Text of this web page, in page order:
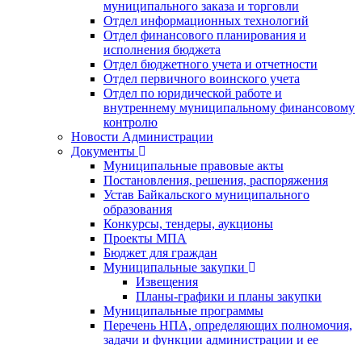
муниципального заказа и торговли
Отдел информационных технологий
Отдел финансового планирования и
исполнения бюджета
Отдел бюджетного учета и отчетности
Отдел первичного воинского учета
Отдел по юридической работе и
внутреннему муниципальному финансовому
контролю
Новости Администрации
Документы
Муниципальные правовые акты
Постановления, решения, распоряжения
Устав Байкальского муниципального
образования
Конкурсы, тендеры, аукционы
Проекты МПА
Бюджет для граждан
Муниципальные закупки
Извещения
Планы-графики и планы закупки
Муниципальные программы
Перечень НПА, определяющих полномочия,
задачи и функции администрации и ее